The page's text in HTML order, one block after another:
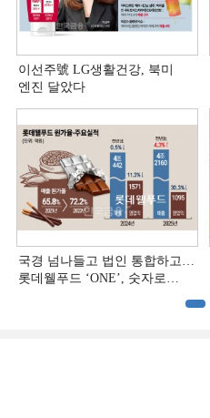
이선주號 LG생활건강, 북미
엔진 달았다
국경 넘나들고 법인 통합하고…
롯데웰푸드 ‘ONE’, 숫자로